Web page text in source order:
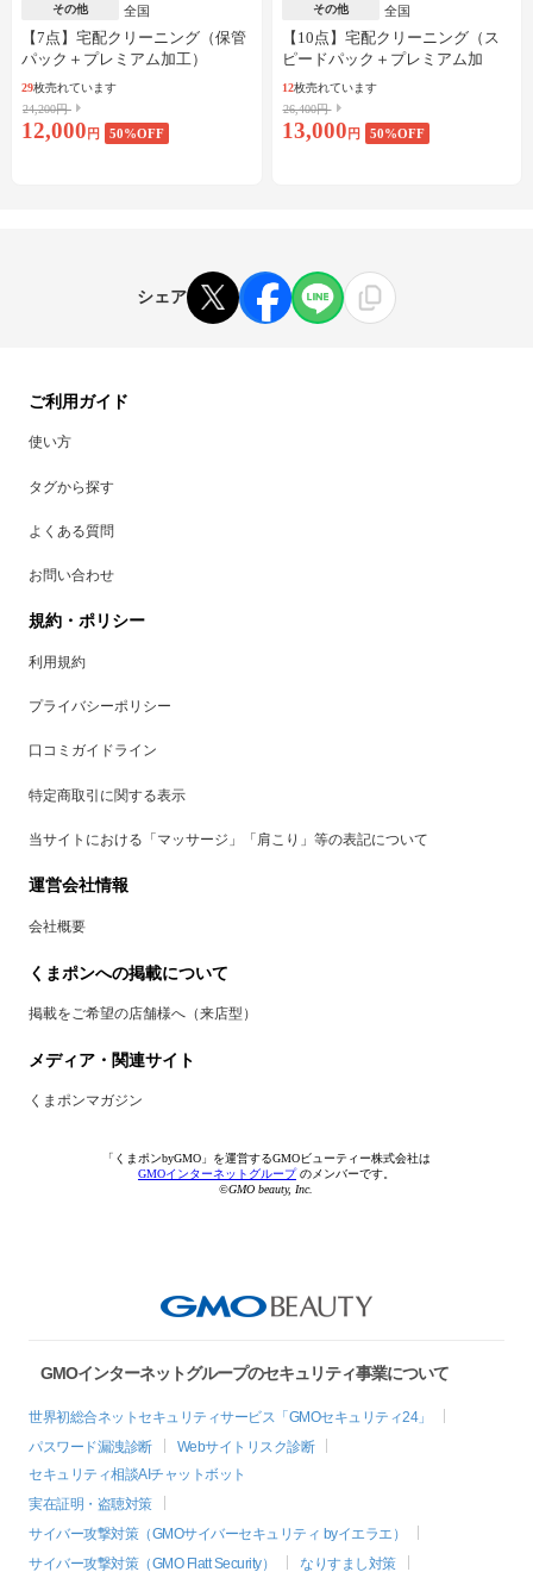
その他 全国
【7点】宅配クリーニング（保管
パック＋プレミアム加工）
29枚売れています
24,200円
12,000 円 50%OFF
その他 全国
【10点】宅配クリーニング（ス
ピードパック＋プレミアム加
工）
12枚売れています
26,400円
13,000 円 50%OFF
シェア
ご利用ガイド
使い方
タグから探す
よくある質問
お問い合わせ
規約・ポリシー
利用規約
プライバシーポリシー
口コミガイドライン
特定商取引に関する表示
当サイトにおける「マッサージ」「肩こり」等の表記について
運営会社情報
会社概要
くまポンへの掲載について
掲載をご希望の店舗様へ（来店型）
メディア・関連サイト
くまポンマガジン
「くまポンbyGMO」を運営するGMOビューティー株式会社は
GMOインターネットグループのメンバーです。
©GMO beauty, Inc.
GMOインターネットグループのセキュリティ事業について
世界初総合ネットセキュリティサービス「GMOセキュリティ24」
パスワード漏洩診断
Webサイトリスク診断
セキュリティ相談AIチャットボット
実在証明・盗聴対策
サイバー攻撃対策（GMOサイバーセキュリティ byイエラエ）
サイバー攻撃対策（GMO Flatt Security）
なりすまし対策